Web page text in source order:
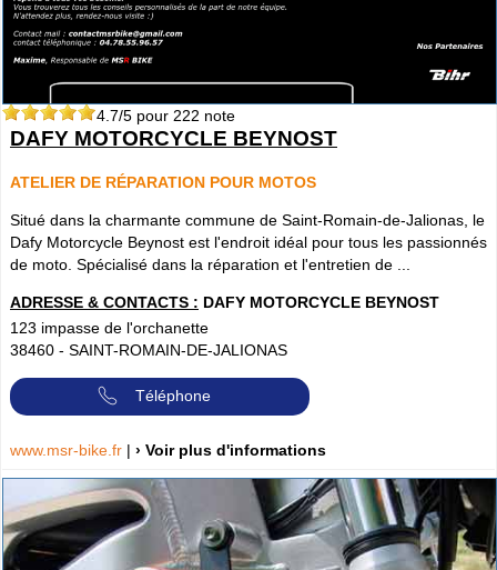
4.7/5 pour 222 note
DAFY MOTORCYCLE BEYNOST
ATELIER DE RÉPARATION POUR MOTOS
Situé dans la charmante commune de Saint-Romain-de-Jalionas, le
Dafy Motorcycle Beynost est l'endroit idéal pour tous les passionnés
de moto. Spécialisé dans la réparation et l'entretien de ...
ADRESSE & CONTACTS : DAFY MOTORCYCLE BEYNOST
123 impasse de l'orchanette
38460 - SAINT-ROMAIN-DE-JALIONAS
Téléphone
www.msr-bike.fr | › Voir plus d'informations